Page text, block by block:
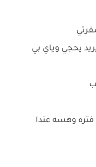
يحجي وياي بي
وهسه عندا